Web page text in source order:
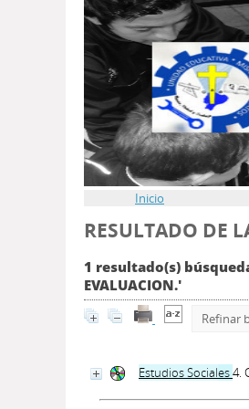
Inicio
RESULTADO DE
1 resultado(s) búsqueda
EVALUACION.'
Refinar
EstudiosSociales4.